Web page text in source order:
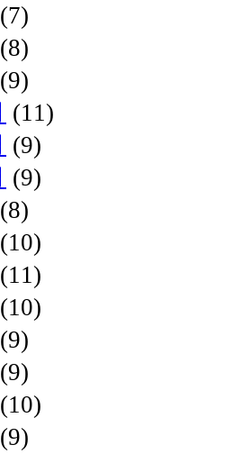
(7)
(8)
(9)
(11)
(9)
(9)
(8)
(10)
(11)
(10)
(9)
(9)
(10)
(9)